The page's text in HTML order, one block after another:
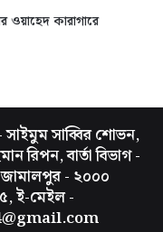
ওয়াহেদ কারাগারে
সাব্বির শোভন,
রিপন, বার্তা বিভাগ -
জামালপুর - ২০০০
ই-মেইল -